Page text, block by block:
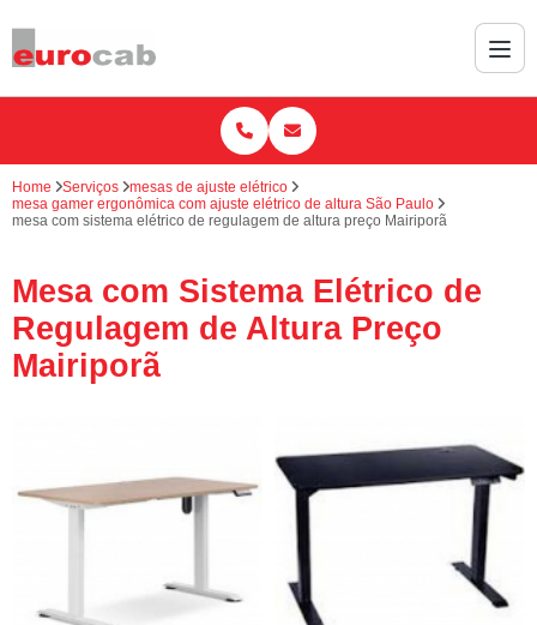
Home Serviços
mesas de ajuste elétrico
mesa gamer ergonômica com ajuste elétrico de altura São Paulo
mesa com sistema elétrico de regulagem de altura preço Mairiporã
Mesa com Sistema Elétrico de
Regulagem de Altura Preço
Mairiporã